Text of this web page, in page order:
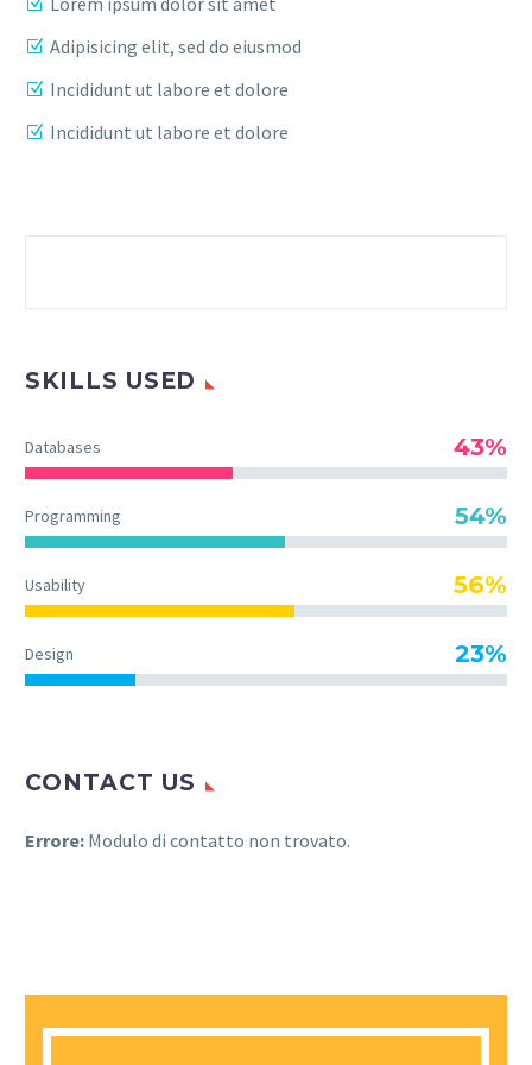
Adipisicing elit, sed do eiusmod
Incididunt ut labore et dolore
Incididunt ut labore et dolore
SKILLS USED
Databases 43%
Programming 54%
Usability 56%
Design 23%
CONTACT US
Errore: Modulo di contatto non trovato.